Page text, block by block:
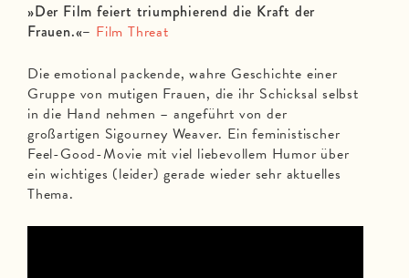
»Der Film feiert triumphierend die Kraft der
Frauen.«– Film Threat
Die emotional packende, wahre Geschichte einer
Gruppe von mutigen Frauen, die ihr Schicksal selbst
in die Hand nehmen – angeführt von der
großartigen Sigourney Weaver. Ein feministischer
Feel-Good-Movie mit viel liebevollem Humor über
ein wichtiges (leider) gerade wieder sehr aktuelles
Thema.